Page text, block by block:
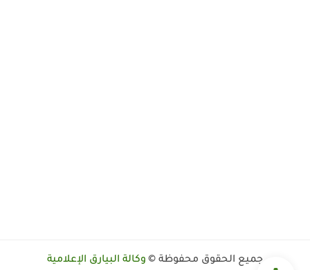
جميع الحقوق محفوظة © وكالة البيارق الإعلامية